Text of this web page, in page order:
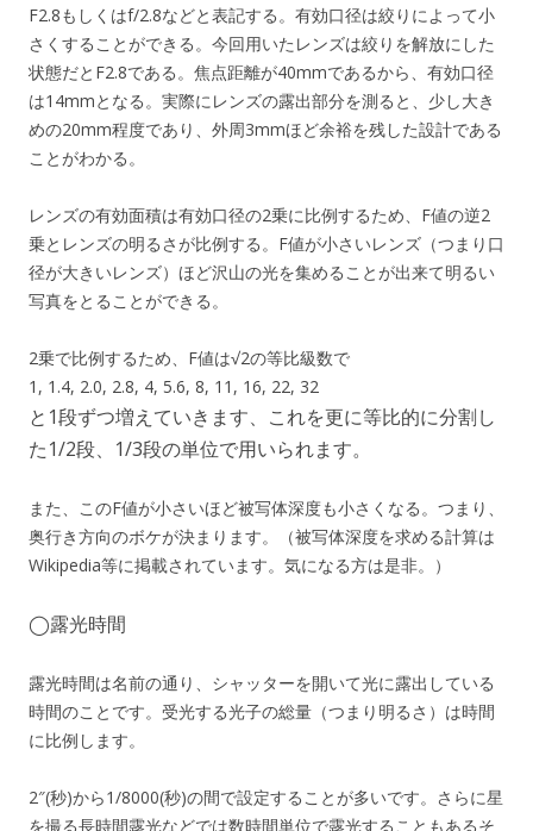
F2.8もしくはf/2.8などと表記する。有効口径は絞りによって小
さくすることができる。今回用いたレンズは絞りを解放にした
状態だとF2.8である。焦点距離が40mmであるから、有効口径
は14mmとなる。実際にレンズの露出部分を測ると、少し大き
めの20mm程度であり、外周3mmほど余裕を残した設計である
ことがわかる。
レンズの有効面積は有効口径の2乗に比例するため、F値の逆2
乗とレンズの明るさが比例する。F値が小さいレンズ（つまり口
径が大きいレンズ）ほど沢山の光を集めることが出来て明るい
写真をとることができる。
2乗で比例するため、F値は√2の等比級数で
1, 1.4, 2.0, 2.8, 4, 5.6, 8, 11, 16, 22, 32
と1段ずつ増えていきます、これを更に等比的に分割し
た1/2段、1/3段の単位で用いられます。
また、このF値が小さいほど被写体深度も小さくなる。つまり、
奥行き方向のボケが決まります。（被写体深度を求める計算は
Wikipedia等に掲載されています。気になる方は是非。）
◯露光時間
露光時間は名前の通り、シャッターを開いて光に露出している
時間のことです。受光する光子の総量（つまり明るさ）は時間
に比例します。
2″(秒)から1/8000(秒)の間で設定することが多いです。さらに星
を撮る長時間露光などでは数時間単位で露光することもあるそ